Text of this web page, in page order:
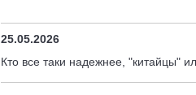
25.05.2026
Кто все таки надежнее, "китайцы"